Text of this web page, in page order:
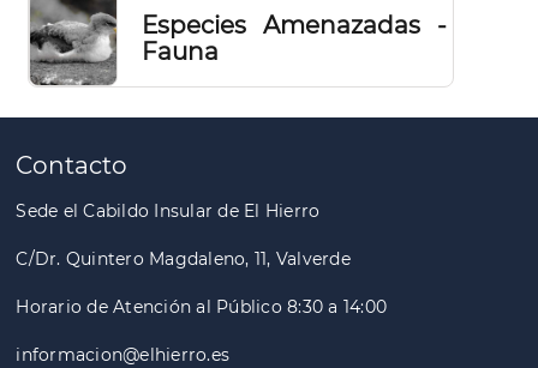
Especies Amenazadas -
Fauna
Contacto
Sede el Cabildo Insular de El Hierro
C/Dr. Quintero Magdaleno, 11, Valverde
Horario de Atención al Público 8:30 a 14:00
informacion@elhierro.es